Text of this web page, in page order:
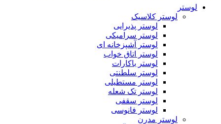
لوستر
لوستر کلاسیک
لوستر پذیرایی
لوستر سرامیکی
لوستر آشپزخانه ای
لوستر اتاق خواب
لوستر باکارات
لوستر سلطنتی
لوستر مستطیلی
لوستر تک شعله
لوستر سقفی
لوستر فانوسی
لوستر مدرن